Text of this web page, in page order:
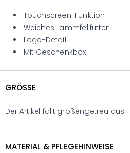
Touchscreen-Funktion
Weiches Lammfellfutter
Logo-Detail
Mit Geschenkbox
GRÖSSE
Der Artikel fällt größengetreu aus.
MATERIAL & PFLEGEHINWEISE